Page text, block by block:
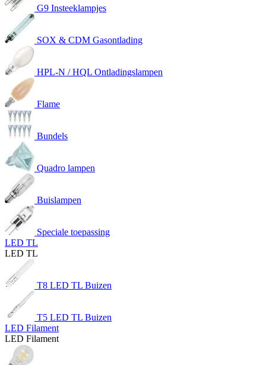
G9 Insteeklampjes
SOX & CDM Gasontlading
HPL-N / HQL Ontladingslampen
Flame
Bundels
Quadro lampen
Buislampen
Speciale toepassing
LED TL
LED TL
T8 LED TL Buizen
T5 LED TL Buizen
LED Filament
LED Filament